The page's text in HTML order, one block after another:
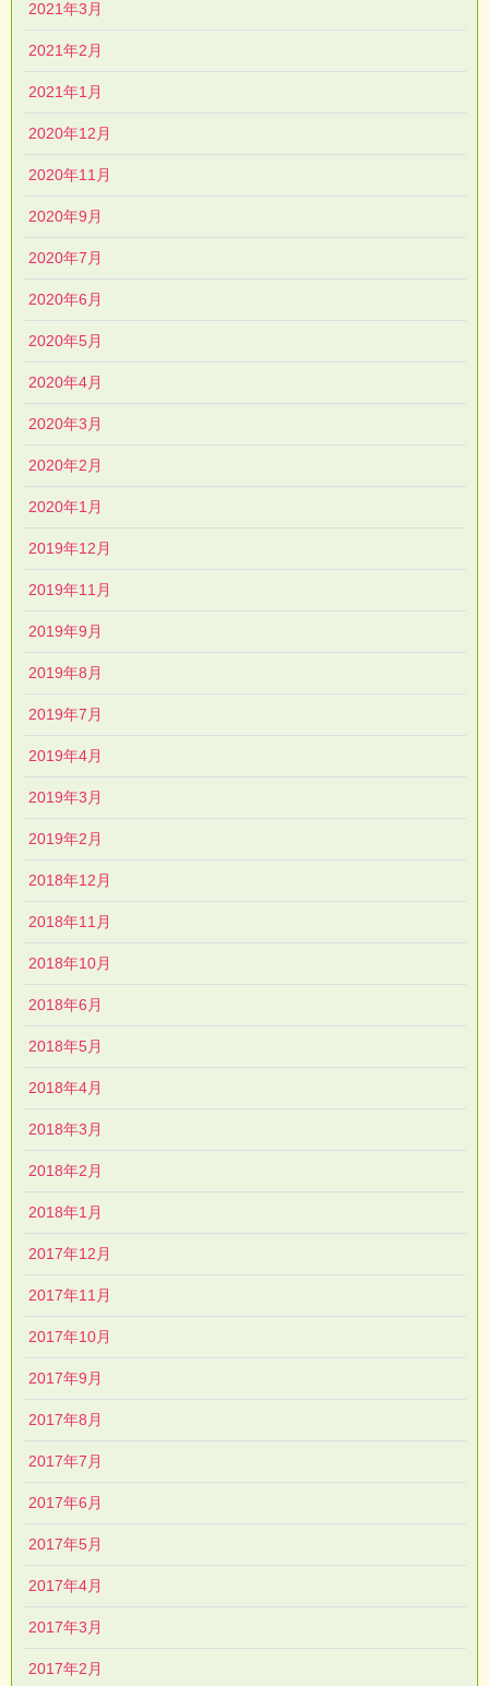
2021年3月
2021年2月
2021年1月
2020年12月
2020年11月
2020年9月
2020年7月
2020年6月
2020年5月
2020年4月
2020年3月
2020年2月
2020年1月
2019年12月
2019年11月
2019年9月
2019年8月
2019年7月
2019年4月
2019年3月
2019年2月
2018年12月
2018年11月
2018年10月
2018年6月
2018年5月
2018年4月
2018年3月
2018年2月
2018年1月
2017年12月
2017年11月
2017年10月
2017年9月
2017年8月
2017年7月
2017年6月
2017年5月
2017年4月
2017年3月
2017年2月